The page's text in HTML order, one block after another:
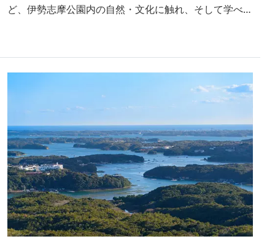
ど、伊勢志摩公園内の自然・文化に触れ、そして学べ